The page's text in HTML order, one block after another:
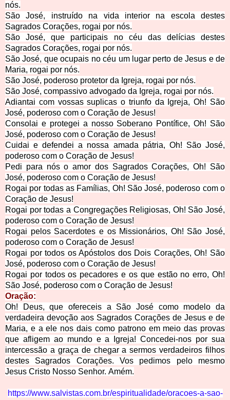
nós.
São José, instruído na vida interior na escola destes
Sagrados Corações, rogai por nós.
São José, que participais no céu das delícias destes
Sagrados Corações, rogai por nós.
São José, que ocupais no céu um lugar perto de Jesus e de
Maria, rogai por nós.
São José, poderoso protetor da Igreja, rogai por nós.
São José, compassivo advogado da Igreja, rogai por nós.
Adiantai com vossas suplicas o triunfo da Igreja, Oh! São
José, poderoso com o Coração de Jesus!
Consolai e protegei a nosso Soberano Pontífice, Oh! São
José, poderoso com o Coração de Jesus!
Cuidai e defendei a nossa amada pátria, Oh! São José,
poderoso com o Coração de Jesus!
Pedi para nós o amor dos Sagrados Corações, Oh! São
José, poderoso com o Coração de Jesus!
Rogai por todas as Famílias, Oh! São José, poderoso com o
Coração de Jesus!
Rogai por todas a Congregações Religiosas, Oh! São José,
poderoso com o Coração de Jesus!
Rogai pelos Sacerdotes e os Missionários, Oh! São José,
poderoso com o Coração de Jesus!
Rogai por todos os Apóstolos dos Dois Corações, Oh! São
José, poderoso com o Coração de Jesus!
Rogai por todos os pecadores e os que estão no erro, Oh!
São José, poderoso com o Coração de Jesus!
Oração:
Oh! Deus, que ofereceis a São José como modelo da
verdadeira devoção aos Sagrados Corações de Jesus e de
Maria, e a ele nos dais como patrono em meio das provas
que afligem ao mundo e a Igreja! Concedei-nos por sua
intercessão a graça de chegar a sermos verdadeiros filhos
destes Sagrados Corações. Vos pedimos pelo mesmo
Jesus Cristo Nosso Senhor. Amém.
https://www.salvistas.com.br/espiritualidade/oracoes-a-sao-